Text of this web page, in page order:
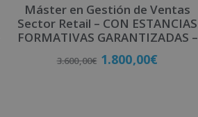
Máster en Gestión de Ventas
Sector Retail – CON ESTANCIAS
FORMATIVAS GARANTIZADAS –
3.600,00€ 1.800,00€